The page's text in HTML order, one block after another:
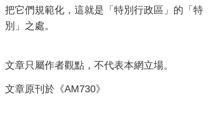
把它們規範化，這就是「特別行政區」的「特
別」之處。
文章只屬作者觀點，不代表本網立場。
文章原刊於《AM730》